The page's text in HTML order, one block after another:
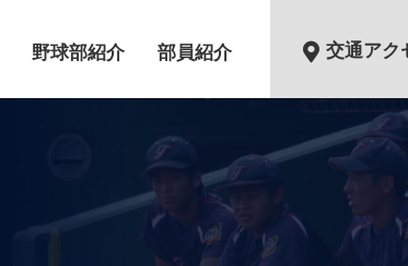
野球部紹介 部員紹介 交通アク